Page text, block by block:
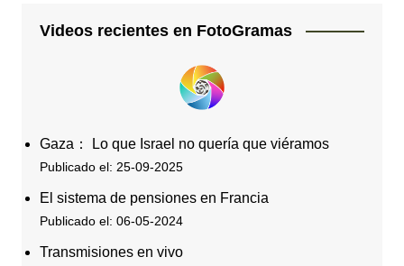
Videos recientes en FotoGramas
Gaza： Lo que Israel no quería que viéramos
Publicado el: 25-09-2025
El sistema de pensiones en Francia
Publicado el: 06-05-2024
Transmisiones en vivo